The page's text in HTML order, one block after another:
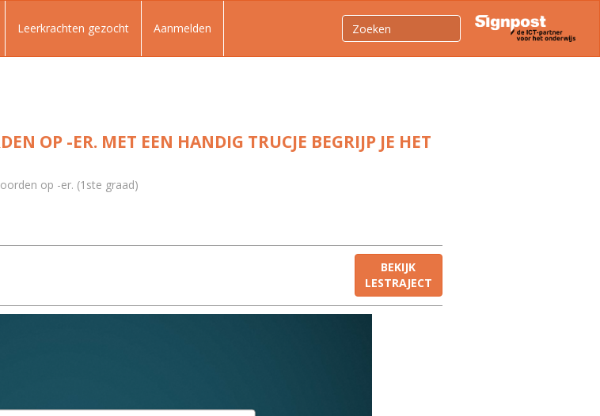
Leerkrachten gezocht Aanmelden
OP -ER. MET EEN HANDIG TRUCJE BEGRIJP JE HET
op -er. (1ste graad)
BEKIJK
LESTRAJECT